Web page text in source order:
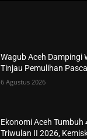
Wagub Aceh Dampingi
Tinjau Pemulihan
6 Agustus 2026
Ekonomi Aceh Tumbuh
Triwulan II 2026,